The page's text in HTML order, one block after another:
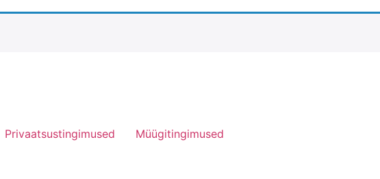
Privaatsustingimused Müügitingimused